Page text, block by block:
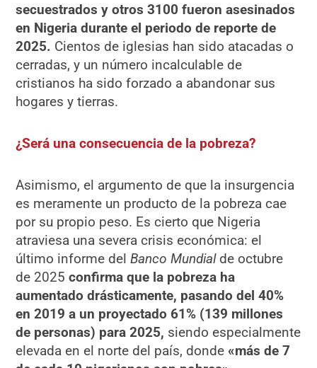
secuestrados y otros 3100 fueron asesinados
en Nigeria durante el periodo de reporte de
2025. Cientos de iglesias han sido atacadas o
cerradas, y un número incalculable de
cristianos ha sido forzado a abandonar sus
hogares y tierras.
¿Será una consecuencia de la pobreza?
Asimismo, el argumento de que la insurgencia
es meramente un producto de la pobreza cae
por su propio peso. Es cierto que Nigeria
atraviesa una severa crisis económica: el
último informe delBanco Mundialde octubre
de 2025confirma que la pobreza ha
aumentado drásticamente, pasando del 40%
en 2019 a un proyectado 61% (139 millones
de personas) para 2025, siendo especialmente
elevada en el norte del país, donde «más de 7